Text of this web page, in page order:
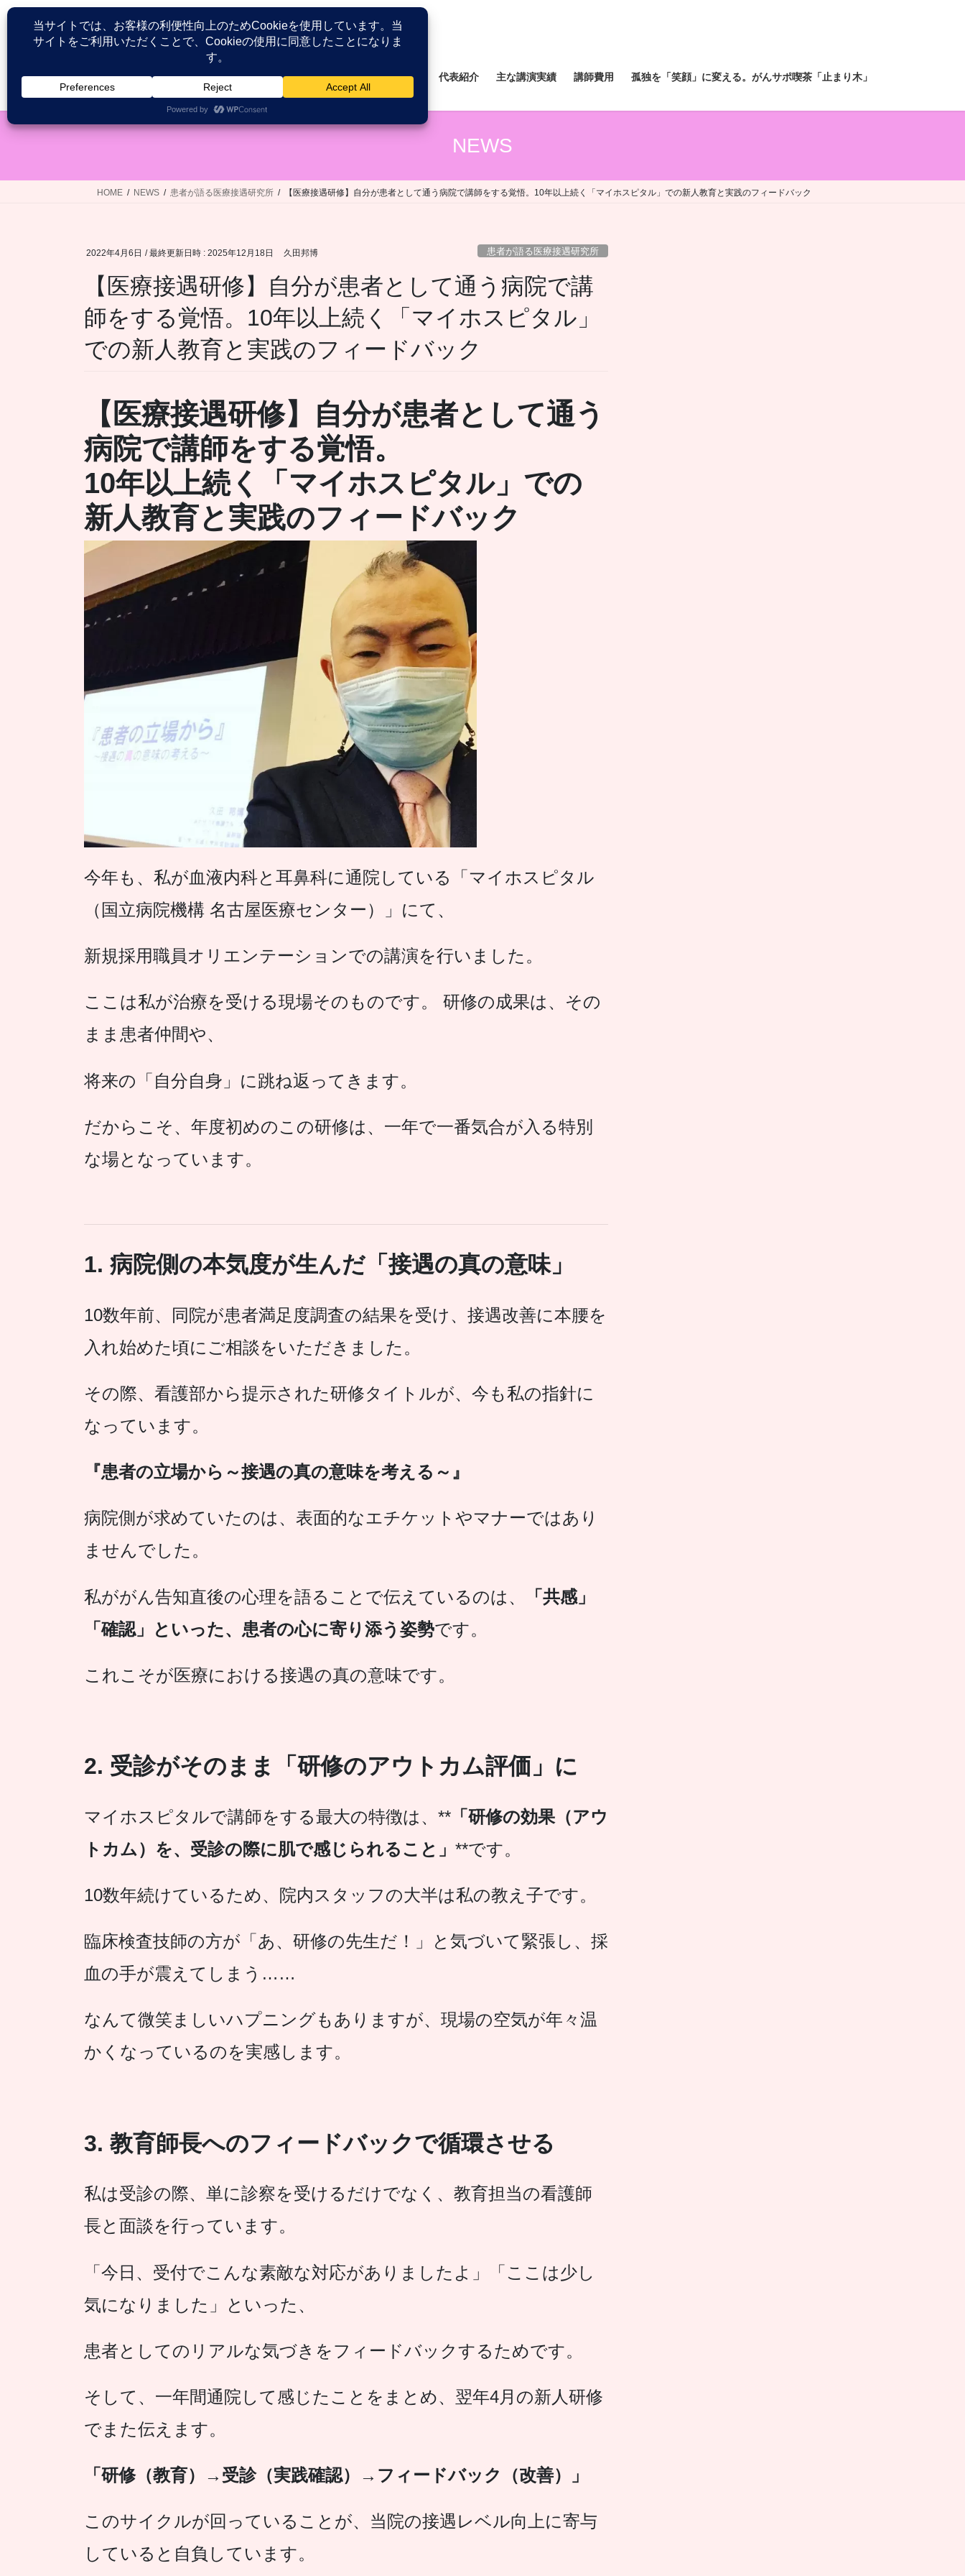
コ
ス
キ
ナ
ン
に
HOME 患者が語る医療接遇研究所 薬剤師研修研究所 代表紹介 主な講演実績 講師費用 孤独を「笑顔」に変える。がんサポ喫茶「止まり木」
NEWS
HOME NEWS 患者が語る医療接遇研究所 【医療接遇研修】自分が患者として通う病院で講師をする覚悟。10年以上続く「マイホスピタル」での新人教育と実践のフィードバック
2022年4月6日 / 最終更新日時 : 2025年12月18日 久田邦博 患者が語る医療接遇研究所
【医療接遇研修】自分が患者として通う病院で講
師をする覚悟。10年以上続く「マイホスピタル」
での新人教育と実践のフィードバック
【医療接遇研修】自分が患者として通う
病院で講師をする覚悟。
10年以上続く「マイホスピタル」での
新人教育と実践のフィードバック
今年も、私が血液内科と耳鼻科に通院している「マイホスピタル
（国立病院機構 名古屋医療センター）」にて、
新規採用職員オリエンテーションでの講演を行いました。
ここは私が治療を受ける現場そのものです。 研修の成果は、その
まま患者仲間や、
将来の「自分自身」に跳ね返ってきます。
だからこそ、年度初めのこの研修は、一年で一番気合が入る特別
な場となっています。
1. 病院側の本気度が生んだ「接遇の真の意味」
10数年前、同院が患者満足度調査の結果を受け、接遇改善に本腰を
入れ始めた頃にご相談をいただきました。
その際、看護部から提示された研修タイトルが、今も私の指針に
なっています。
『患者の立場から～接遇の真の意味を考える～』
病院側が求めていたのは、表面的なエチケットやマナーではあり
ませんでした。
私ががん告知直後の心理を語ることで伝えているのは、
「共感」
「確認」といった、患者の心に寄り添う姿勢です。
これこそが医療における接遇の真の意味です。
2. 受診がそのまま「研修のアウトカム評価」に
マイホスピタルで講師をする最大の特徴は、** 「研修の効果（アウ
トカム）を、受診の際に肌で感じられること」 **です。
10数年続けているため、院内スタッフの大半は私の教え子です。
臨床検査技師の方が「あ、研修の先生だ！」と気づいて緊張し、 採
血の手が震えてしまう……
なんて微笑ましいハプニングもありますが、現場の空気が年々温
かくなっているのを実感します。
3. 教育師長へのフィードバックで循環させる
私は受診の際、単に診察を受けるだけでなく、教育担当の看護師
長と面談を行っています。
「今日、受付でこんな素敵な対応がありましたよ」「ここは少し
気になりました」といった、
患者としてのリアルな気づきをフィードバックするためです。
そして、一年間通院して感じたことをまとめ、翌年4月の新人研修
でまた伝えます。
「研修（教育）→受診（実践確認）→フィードバック（改善）」
このサイクルが回っていることが、当院の接遇レベル向上に寄与
していると自負しています。